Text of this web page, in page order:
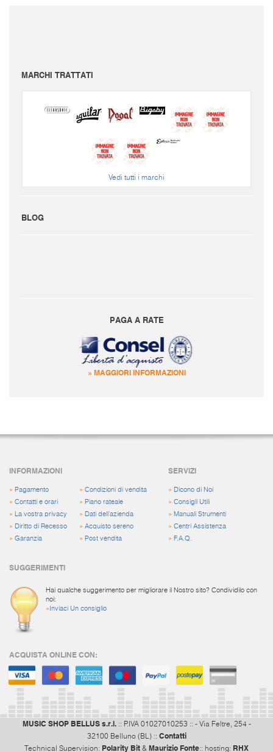
MARCHI TRATTATI
Vedi tutti i marchi
BLOG
PAGA A RATE
» MAGGIORI INFORMAZIONI
INFORMAZIONI
» Pagamento
» Contatti e orari
»
La vostra privacy
» Diritto di Recesso
» Garanzia
» Condizioni di vendita
» Piano rateale
» Dati dell'azienda
» Acquisto sereno
» Post vendita
SERVIZI
» Dicono di Noi
»Consigli Utili
» Manuali Strumenti
»Centri Assistenza
» F.A.Q.
SUGGERIMENTI
Hai qualche suggerimento per migliorare il Nostro sito? Condividilo con
noi:
» Inviaci Un consiglio
ACQUISTA ONLINE CON:
MUSIC SHOP BELLUS s.r.l.:: P.IVA 01027010253 :: - Via Feltre, 254 -
32100 Belluno (BL) :: Contatti
Technical Supervision: Polarity Bit & Maurizio Fonte:: hosting: RHX